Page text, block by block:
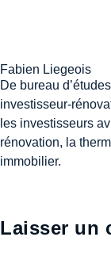
Fabien Liegeois
De bureau
investisseur-
les investisseurs
rénovation, la
immobilier.
Laisser un